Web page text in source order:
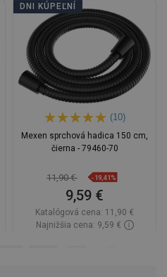
DNI KÚPEĽNÍ
(10)
Mexen sprchová hadica 150 cm,
čierna - 79460-70
11,90 € -19,41%
9,59 €
Katalógová cena: 11,90 €
Najnižšia cena: 9,59 €